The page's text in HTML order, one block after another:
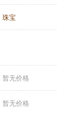
珠宝
暂无价格
暂无价格